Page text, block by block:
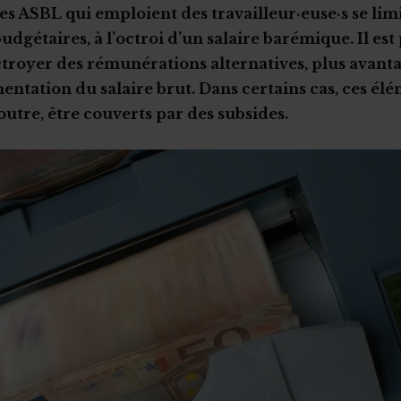
ASBL qui emploient des travailleur·euse·s se
à l’octroi d’un salaire barémique. Il
des rémunérations alternatives, plus
du salaire brut. Dans certains cas, ces
être couverts par des subsides.